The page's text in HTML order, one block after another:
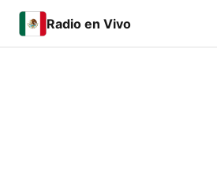
Radio en Vivo